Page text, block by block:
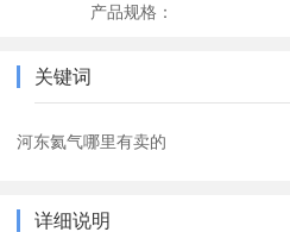
产品规格：
关键词
河东氦气哪里有卖的
详细说明